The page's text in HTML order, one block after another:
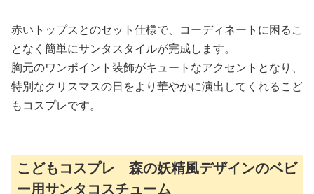
赤いトップスとのセット仕様で、コーディネートに困るこ
となく簡単にサンタスタイルが完成します。
胸元のワンポイント装飾がキュートなアクセントとなり、
特別なクリスマスの日をより華やかに演出してくれるこど
もコスプレです。
こどもコスプレ 森の妖精風デザインのベビ
ー用サンタコスチューム